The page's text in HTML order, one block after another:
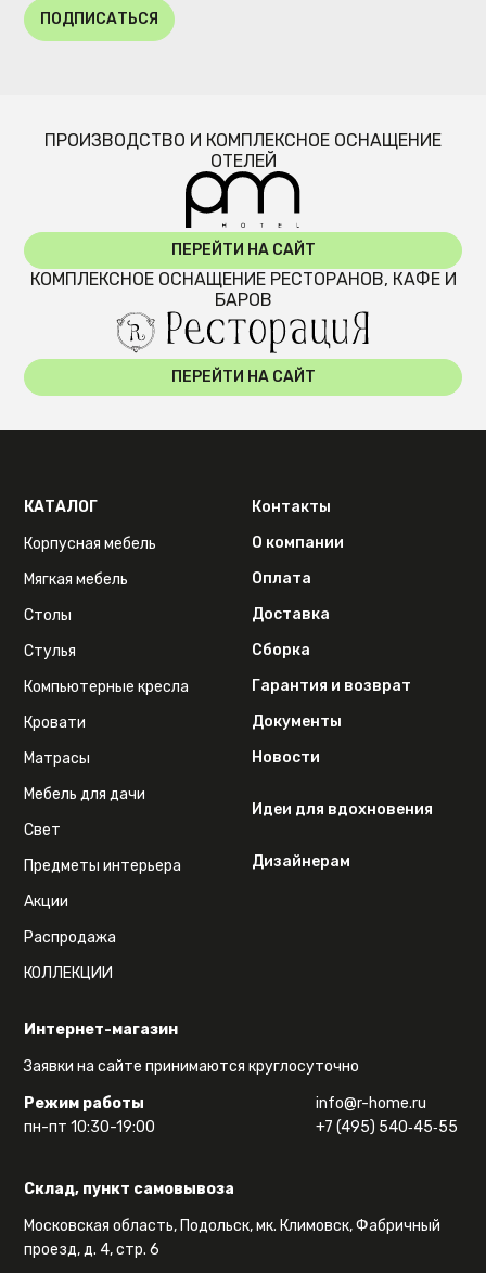
ПОДПИСАТЬСЯ
ПРОИЗВОДСТВО И КОМПЛЕКСНОЕ ОСНАЩЕНИЕ
ОТЕЛЕЙ
ПЕРЕЙТИ НА САЙТ
КОМПЛЕКСНОЕ ОСНАЩЕНИЕ РЕСТОРАНОВ, КАФЕ И
БАРОВ
ПЕРЕЙТИ НА САЙТ
Интернет-магазин
Заявки на сайте принимаются круглосуточно
Режим работы
пн-пт 10:30-19:00
info@r-home.ru
+7 (495) 540‑45‑55
Склад, пункт самовывоза
Московская область, Подольск, мк. Климовск, Фабричный
проезд, д. 4, стр. 6
КАТАЛОГ
Корпусная мебель
Мягкая мебель
Столы
Стулья
Компьютерные кресла
Кровати
Матрасы
Мебель для дачи
Свет
Предметы интерьера
Акции
Распродажа
КОЛЛЕКЦИИ
Контакты
О компании
Оплата
Доставка
Сборка
Гарантия и возврат
Документы
Новости
Идеи для вдохновения
Дизайнерам